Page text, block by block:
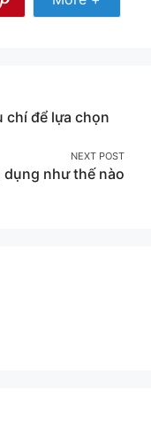
More
chí để lựa chọn
NEXT POST
như thế nào